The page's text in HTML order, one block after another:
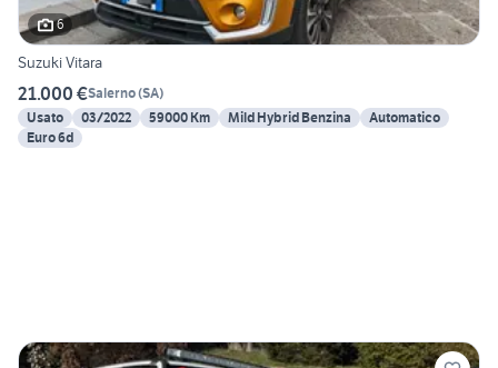
6
Suzuki Vitara
21.000 €Salerno(SA)
Usato
03/2022 59000 Km Mild Hybrid Benzina
Automatico
Euro 6d